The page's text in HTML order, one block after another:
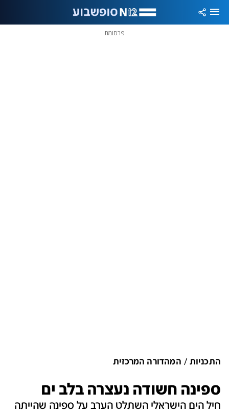
פרסומת
התכניות המהדורה המרכזית
ספינה חשודה נעצרה בלב ים
חיל הים הישראלי השתלט הערב על ספינה שהייתה